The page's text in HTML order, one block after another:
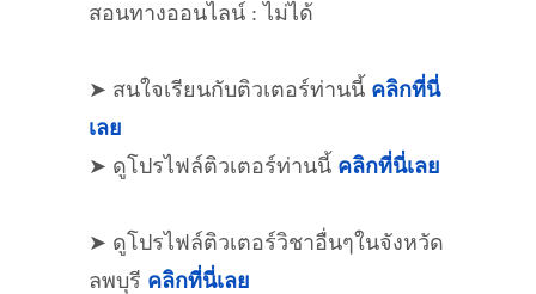
สอนทางออนไลน์ : ไม่ได้
➤ สนใจเรียนกับติวเตอร์ท่านนี้ คลิกที่นี่
เลย
➤ ดูโปรไฟล์ติวเตอร์ท่านนี้ คลิกที่นี่เลย
➤ ดูโปรไฟล์ติวเตอร์วิชาอื่นๆในจังหวัด
ลพบุรี คลิกที่นี่เลย